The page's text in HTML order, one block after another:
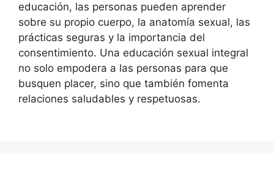
educación, las personas pueden aprender
sobre su propio cuerpo, la anatomía sexual, las
prácticas seguras y la importancia del
consentimiento. Una educación sexual integral
no solo empodera a las personas para que
busquen placer, sino que también fomenta
relaciones saludables y respetuosas.